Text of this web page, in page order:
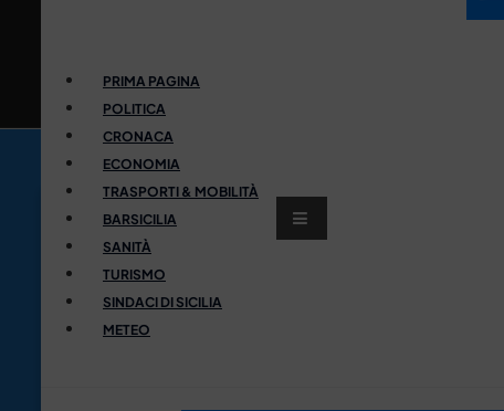
PRIMA PAGINA
POLITICA
CRONACA
ECONOMIA
TRASPORTI & MOBILITÀ
BARSICILIA
SANITÀ
TURISMO
SINDACI DI SICILIA
METEO